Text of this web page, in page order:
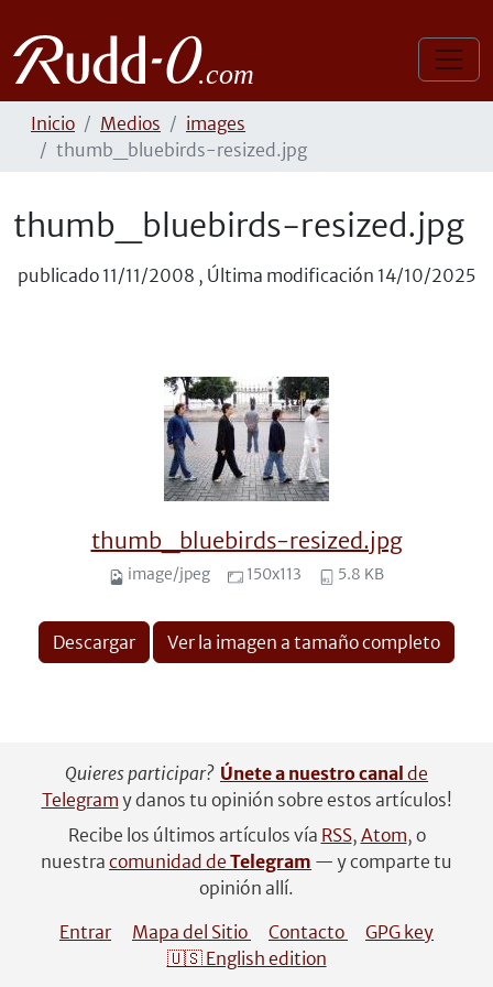
Inicio Medios
images
thumb_bluebirds-resized.jpg
thumb_bluebirds-resized.jpg
publicado 11/11/2008 , Última modificación 14/10/2025
thumb_bluebirds-resized.jpg
image/jpeg 150x113 5.8 KB
Descargar Ver la imagen a tamaño completo
Quieres participar? Únete a nuestro canal de
Telegram y danos tu opinión sobre estos artículos!
Recibe los últimos artículos vía RSS, Atom, o
nuestra comunidad de Telegram — y comparte tu
opinión allí.
Entrar
Mapa del Sitio Contacto
GPG key
🇺🇸 English edition